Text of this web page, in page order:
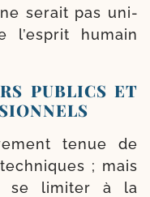
serait pas uni­
l’es­prit humain
PUBLICS ET
tenue de
; mais
se limi­ter à la